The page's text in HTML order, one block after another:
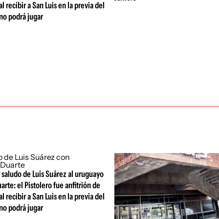
recibir a San Luis en la previa del
podrá jugar
de Luis Suárez al uruguayo
el Pistolero fue anfitrión de
recibir a San Luis en la previa del
podrá jugar